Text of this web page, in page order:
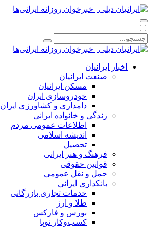
اخبار ایرانیان
صنعت ایرانیان
مسکن ایرانیان
خودروسازی ایران
دامداری و کشاورزی ایران
زندگی و خانواده ایرانی
اطلاعات عمومی مردم
اندیشه اسلامی
تحصیل
فرهنگ و هنر ایرانی
قوانین حقوقی
حمل و نقل عمومی
بانکداری ایرانی
خدمات تجاری بازرگانی
طلا و ارز
بورس و فارکس
کسب‌وکار نوپا